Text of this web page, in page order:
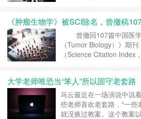
角度去考虑进行整体规划
们的体制优势，有效地进
四川农业大学官网上刊
《肿瘤生物学》被SCI除名，曾撤稿
曾撤回107篇中国医学
（Tumor Biology）》期
（Science Citation Index
团队经过仔细评估，最终
……继续阅读 »
大学老师唯恐当“笨人”所以固守老套路
马云最近在一场演说中说
些老师喜欢老套路，“一
就没换过教案。这个教案